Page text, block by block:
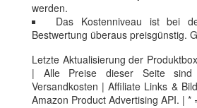
werden.
Das Kostenniveau ist bei
Bestwertung überaus preisgünstig.
Letzte Aktualisierung der
| Alle Preise dieser Seite sind
Versandkosten | Affiliate Links &
Amazon Product Advertising API. | *